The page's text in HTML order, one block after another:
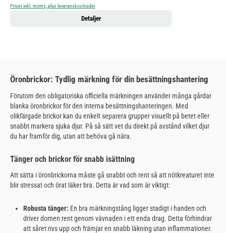
Priser inkl. moms, plus leveranskostnader
Detaljer
Öronbrickor: Tydlig märkning för din besättningshantering
Förutom den obligatoriska officiella märkningen använder många gårdar
blanka öronbrickor för den interna besättningshanteringen. Med
olikfärgade brickor kan du enkelt separera grupper visuellt på betet eller
snabbt markera sjuka djur. På så sätt vet du direkt på avstånd vilket djur
du har framför dig, utan att behöva gå nära.
Tänger och brickor för snabb isättning
Att sätta i öronbrickorna måste gå snabbt och rent så att nötkreaturet inte
blir stressat och örat läker bra. Detta är vad som är viktigt:
Robusta tänger: En bra märkningstång ligger stadigt i handen och
driver dornen rent genom vävnaden i ett enda drag. Detta förhindrar
att såret rivs upp och främjar en snabb läkning utan inflammationer.